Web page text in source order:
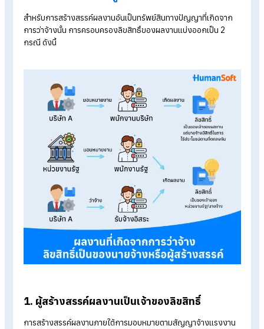
1. ข่าวประจำวันและข้อเท็จจริงต่าง ๆ ที่มีลักษณะเป็นเพียงข่าวสาร
เว้นแต่หากมีการนำข้อมูลดังกล่าว มาเรียบเรียงจนมีลักษณะเป็นง
วรรณกรรม เช่น การวิเคราะห์ข่าว บทความ ผลงานนั้นอาจได้รับคว
3. ระเบียบ ข้อบังคับ ประกาศ คำสั่ง หรือหนังสือตอบโต้อื่นใดของ
หน่วยงานรัฐ
4. คำพิพากษา คำสั่ง คำวินิจฉัย และรายงานของทางราชการ
5. คำแปลและการรวบรวมสิ่งต่าง ๆ ตามข้อ 1. ถึง 4. ที่กระทรวง
ทบวง กรม หรือหน่วยงานอื่นใดของรัฐหรือของท้องถิ่นจัดทำขึ้น
6. ความคิด ขั้นตอน กรรมวิธี ระบบ วิธีใช้หรือทำงาน แนวความคิด
หลักการ การค้นพบ ทฤษฎี
ทางวิทยาศาสตร์ หรือคณิตศาสตร์
ของนายจ้างหรือผู้สร้างสรรค์
สำหรับการสร้างสรรค์ผลงานอันเป็นทรัพย์สินทางปัญญาที่เกิดจา